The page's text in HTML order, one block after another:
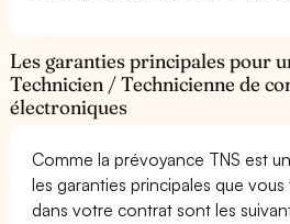
Les garanties principales pour
Technicien / Technicienne de
électroniques
Comme la prévoyance TNS est
les garanties principales que
dans votre contrat sont les